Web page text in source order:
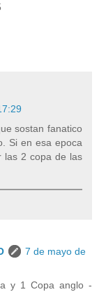
sostan fanatico
Si en esa epoca
las 2 copa de las
7 de mayo de
y 1 Copa anglo -